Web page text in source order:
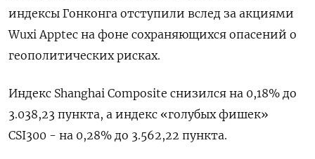
индексы Гонконга отступили вслед за акциями
Wuxi Apptec на фоне сохраняющихся опасений о
геополитических рисках.
Индекс Shanghai Composite снизился на 0,18% до
3.038,23 пункта, а индекс «голубых фишек»
CSI300 - на 0,28% до 3.562,22 пункта.